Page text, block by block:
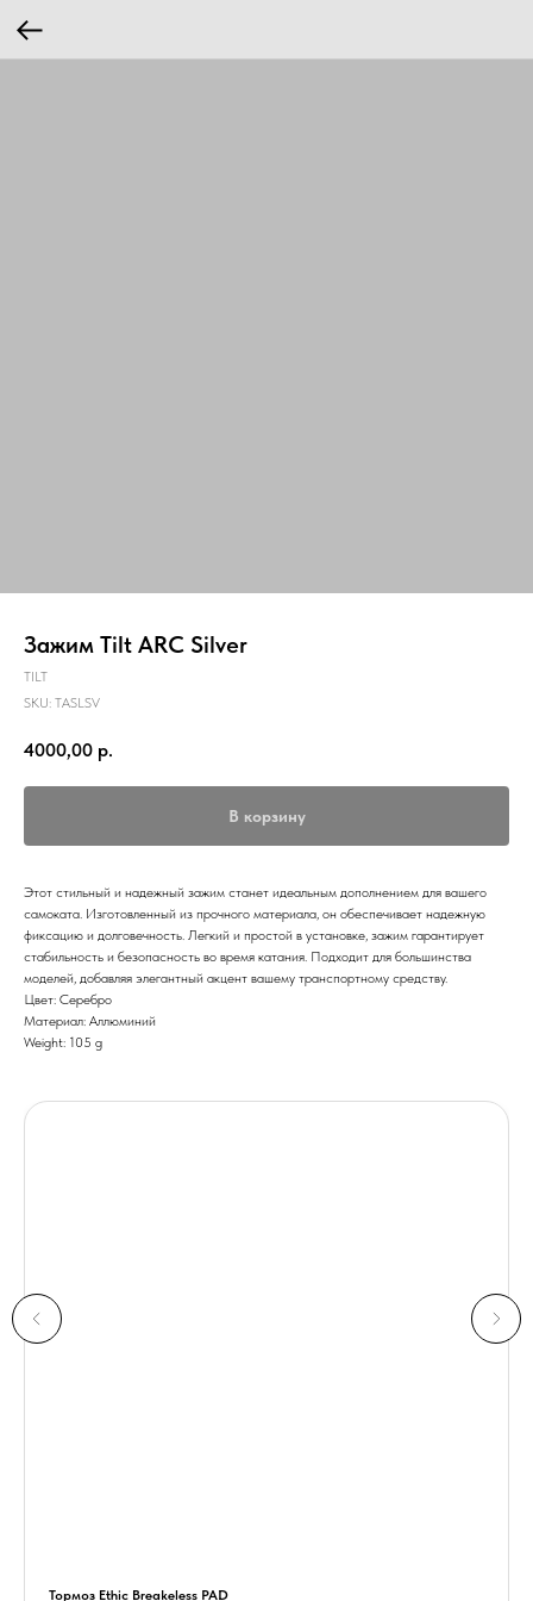
Зажим Tilt ARC Silver
TILT
SKU: TASLSV
4000,00 р.
В корзину
Этот стильный и надежный зажим станет идеальным дополнением для вашего
самоката. Изготовленный из прочного материала, он обеспечивает надежную
фиксацию и долговечность. Легкий и простой в установке, зажим гарантирует
стабильность и безопасность во время катания. Подходит для большинства
моделей, добавляя элегантный акцент вашему транспортному средству.
Цвет: Серебро
Материал: Аллюминий
Weight: 105 g
Тормоз Ethic Breakeless PAD